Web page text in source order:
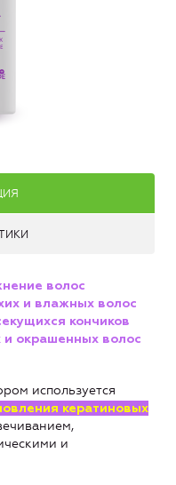
волос
и влажных волос
кончиков
и окрашенных волос
используется
кератиновых
и